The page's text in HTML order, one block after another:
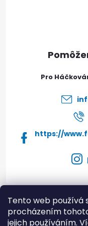
Tento web používá
procházením
jejich používáním.
Instagram
Pro
https://